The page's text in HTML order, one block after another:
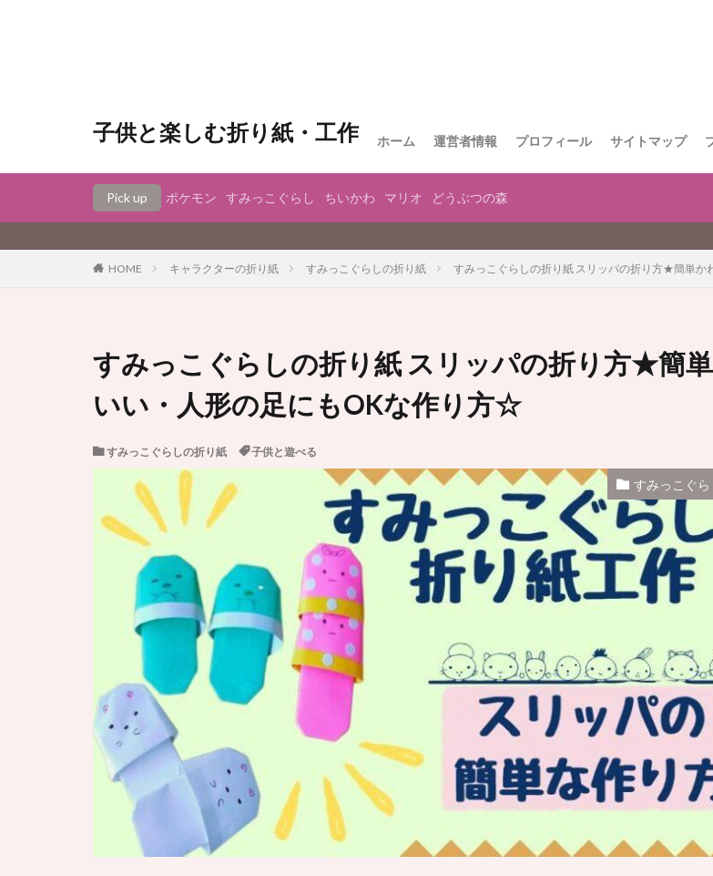
子供と楽しむ折り紙・工作 ホーム 運営者情報 プロフィール サイトマップ
Pick up ポケモン すみっこぐらし ちいかわ マリオ どうぶつの森
HOME キャラクターの折り紙 すみっこぐらしの折り紙 すみっこぐらしの折り紙 スリッパの折り方★簡単
すみっこぐらしの折り紙 スリッパの折り方★簡
いい・人形の足にもOKな作り方☆
すみっこぐらしの折り紙 子供と遊べる
すみっこぐ